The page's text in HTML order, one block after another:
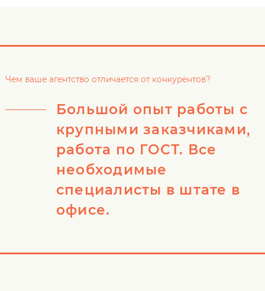
Чем ваше агентство отличается от конкурентов?
Большой опыт работы с
крупными заказчиками,
работа по ГОСТ. Все
необходимые
специалисты в штате в
офисе.